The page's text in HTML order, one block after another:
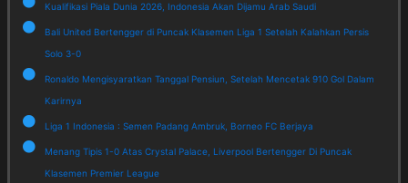
Kualifikasi Piala Dunia 2026, Indonesia Akan Dijamu Arab Saudi
Bali United Bertengger di Puncak Klasemen Liga 1 Setelah Kalahkan Persis
Solo 3-0
Ronaldo Mengisyaratkan Tanggal Pensiun, Setelah Mencetak 910 Gol Dalam
Karirnya
Liga 1 Indonesia : Semen Padang Ambruk, Borneo FC Berjaya
Menang Tipis 1-0 Atas Crystal Palace, Liverpool Bertengger Di Puncak
Klasemen Premier League